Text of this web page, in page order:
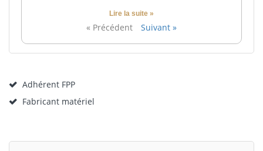
Lire la suite »
« Précédent Suivant »
Adhérent FPP
Fabricant matériel